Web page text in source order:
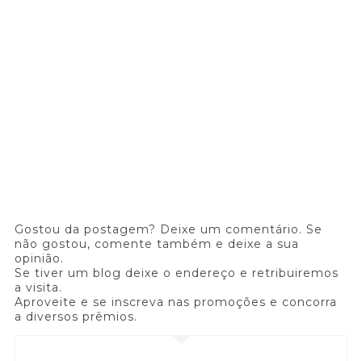
Gostou da postagem? Deixe um comentário. Se
não gostou, comente também e deixe a sua
opinião.
Se tiver um blog deixe o endereço e retribuiremos
a visita.
Aproveite e se inscreva nas promoções e concorra
a diversos prêmios.